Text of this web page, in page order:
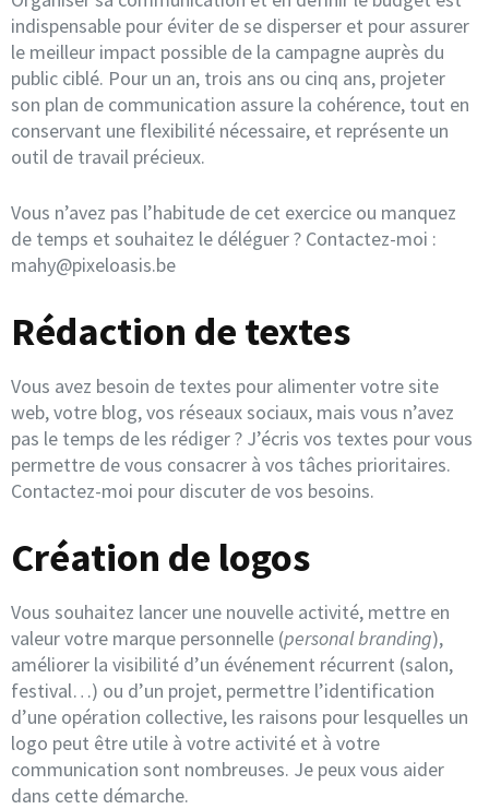
indispensable pour éviter de se disperser et pour assurer
le meilleur impact possible de la campagne auprès du
public ciblé. Pour un an, trois ans ou cinq ans, projeter
son plan de communication assure la cohérence, tout en
conservant une flexibilité nécessaire, et représente un
outil de travail précieux.
Vous n’avez pas l’habitude de cet exercice ou manquez
de temps et souhaitez le déléguer ? Contactez-moi :
mahy@pixeloasis.be
Rédaction de textes
Vous avez besoin de textes pour alimenter votre site
web, votre blog, vos réseaux sociaux, mais vous n’avez
pas le temps de les rédiger ? J’écris vos textes pour vous
permettre de vous consacrer à vos tâches prioritaires.
Contactez-moi pour discuter de vos besoins.
Création de logos
Vous souhaitez lancer une nouvelle activité, mettre en
valeur votre marque personnelle (personal branding),
améliorer la visibilité d’un événement récurrent (salon,
festival…) ou d’un projet, permettre l’identification
d’une opération collective, les raisons pour lesquelles un
logo peut être utile à votre activité et à votre
communication sont nombreuses. Je peux vous aider
dans cette démarche.